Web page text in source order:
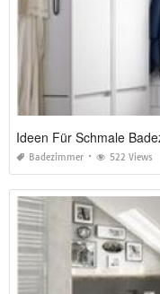
Ideen Für Schmale
Badezimmer 522 Views